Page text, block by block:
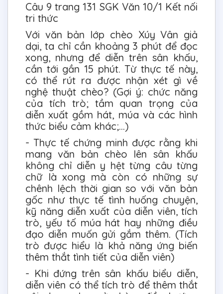
Câu 9 trang 131 SGK Văn 10/1 Kết nối
tri thức
Với văn bản lớp chèo Xúy Vân giả
dại, ta chỉ cần khoảng 3 phút để đọc
xong, nhưng để diễn trên sân khấu,
cần tới gần 15 phút. Từ thực tế này,
có thể rút ra được nhận xét gì về
nghệ thuật chèo? (Gợi ý: chức năng
của tích trò; tầm quan trọng của
diễn xuất gồm hát, múa và các hình
thức biểu cảm khác;…)
- Thực tế chứng minh được rằng khi
mang văn bản chèo lên sân khấu
không chỉ diễn y hệt từng câu từng
chữ là xong mà còn có những sự
chênh lệch thời gian so với văn bản
gốc như thực tế tình huống chuyện,
kỹ năng diễn xuất của diễn viên, tích
trò, yếu tố múa hát hay những điều
đạo diễn muốn gửi gắm thêm. (Tích
trò được hiểu là khả năng ứng biến
thêm thắt tình tiết của diễn viên)
- Khi đứng trên sân khấu biểu diễn,
diễn viên có thể tích trò để thêm thắt